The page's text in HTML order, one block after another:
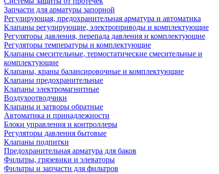
Запчасти для арматуры запорной
Регулирующая, предохранительная арматура и автоматика
Клапаны регулирующие, электроприводы и комплектующие
Регуляторы давления, перепада давления и комплектующие
Регуляторы температуры и комплектующие
Клапаны смесительные, термостатические смесительные и
комплектующие
Клапаны, краны балансировочные и комплектующие
Клапаны предохранительные
Клапаны электромагнитные
Воздухоотводчики
Клапаны и затворы обратные
Автоматика и принадлежности
Блоки управления и контроллеры
Регуляторы давления бытовые
Клапаны подпитки
Предохранительная арматура для баков
Фильтры, грязевики и элеваторы
Фильтры и запчасти для фильтров